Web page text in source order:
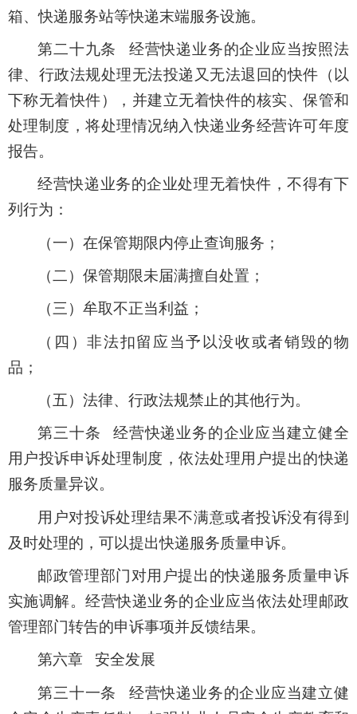
箱、快递服务站等快递末端服务设施。
第二十九条 经营快递业务的企业应当按照法
律、行政法规处理无法投递又无法退回的快件（以
下称无着快件），并建立无着快件的核实、保管和
处理制度，将处理情况纳入快递业务经营许可年度
报告。
经营快递业务的企业处理无着快件，不得有下
列行为：
（一）在保管期限内停止查询服务；
（二）保管期限未届满擅自处置；
（三）牟取不正当利益；
（四）非法扣留应当予以没收或者销毁的物
品；
（五）法律、行政法规禁止的其他行为。
第三十条 经营快递业务的企业应当建立健全
用户投诉申诉处理制度，依法处理用户提出的快递
服务质量异议。
用户对投诉处理结果不满意或者投诉没有得到
及时处理的，可以提出快递服务质量申诉。
邮政管理部门对用户提出的快递服务质量申诉
实施调解。经营快递业务的企业应当依法处理邮政
管理部门转告的申诉事项并反馈结果。
第六章 安全发展
第三十一条 经营快递业务的企业应当建立健